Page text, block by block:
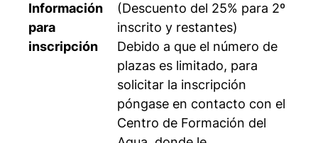
Información
para
inscripción
(Descuento del 25% para 2º
inscrito y restantes)
Debido a que el número de
plazas es limitado, para
solicitar la inscripción
póngase en contacto con el
Centro de Formación del